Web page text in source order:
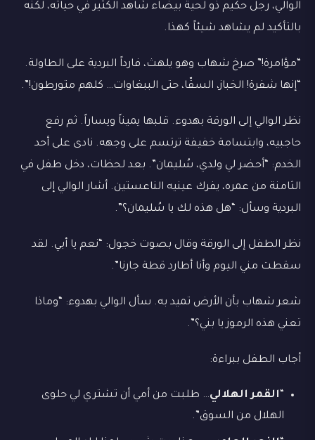
الوالي، رجل حكيم ذو لحية بيضاء شاهد الكثير في حياته، لكنه
بالتأكيد لم يشاهد شيئاً كهذا.
“مؤامرة!” صرخ شهاب وهو يلهث، فارداً البردية على الطاولة.
“إنها شفرة! الخباز، السقّا، حتى الببغاوات… كلهم متورطون!”.
نظر الوالي إلى الورقة بهدوء. قلبها يميناً ويساراً. ثم رفع
حاجبيه، وابتسامة خفيفة ترتسم على وجهه. نادى على أحد
الخدم: “أحضر لي ولدي، سُليمان”. بعد لحظات، دخل طفل في
الثامنة من عمره، يفرك عينيه الناعستين. أشار الوالي إلى
البردية وسأل: “هل هذه لك يا سُليمان؟”.
نظر الطفل إلى الورقة وقال بصوت خجول: “نعم يا أبي. لقد
سقطت مني اليوم وأنا أطارد قطة جارنا”.
شعر شهاب بأن الأرض تميد به. سأل الوالي بهدوء: “وماذا
تعني هذه الرموز يا بني؟”.
أجاب الطفل ببراءة:
“القمر الهلالي… طلبت من أمي أن تشتري لي حلوى
الهلال من السوق”.